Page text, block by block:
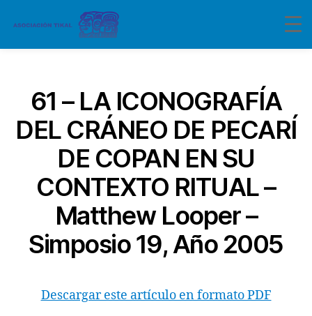
61 – LA ICONOGRAFÍA
DEL CRÁNEO DE PECARÍ
DE COPAN EN SU
CONTEXTO RITUAL –
Matthew Looper –
Simposio 19, Año 2005
Descargar este artículo en formato PDF